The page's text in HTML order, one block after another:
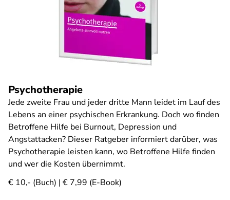
Psychotherapie
Jede zweite Frau und jeder dritte Mann leidet im Lauf des
Lebens an einer psychischen Erkrankung. Doch wo finden
Betroffene Hilfe bei Burnout, Depression und
Angstattacken? Dieser Ratgeber informiert darüber, was
Psychotherapie leisten kann, wo Betroffene Hilfe finden
und wer die Kosten übernimmt.
€ 10,- (Buch) | € 7,99 (E-Book)